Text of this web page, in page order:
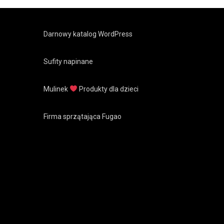
Darnowy katalog WordPress
Sufity napinane
Mulinek Produkty dla dzieci
Firma sprzątająca Fugao